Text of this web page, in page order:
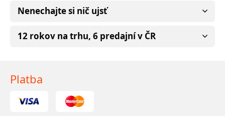
Nenechajte si nič ujsť
12 rokov na trhu, 6 predajní v ČR
Platba